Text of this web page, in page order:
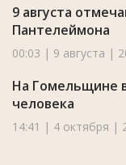
9 августа
Пантелеймона
00:03 | 9 августа |
На Гомельщине
человека
14:41 | 4 октября |